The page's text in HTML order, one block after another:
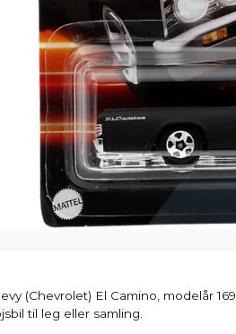
(Chevrolet) El Camino, modelår
til leg eller samling.